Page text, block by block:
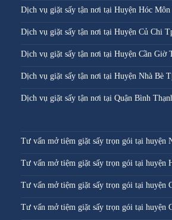
Dịch vụ giặt sấy tận nơi tại Huyện Hóc
Dịch vụ giặt sấy tận nơi tại Huyện Củ Chi
Dịch vụ giặt sấy tận nơi tại Huyện Cần Giờ
Dịch vụ giặt sấy tận nơi tại Huyện Nhà Bè
Dịch vụ giặt sấy tận nơi tại Quận Bình
Tư vấn mở tiệm giặt sấy trọn gói tại huyện
Tư vấn mở tiệm giặt sấy trọn gói tại huyện
Tư vấn mở tiệm giặt sấy trọn gói tại huyện
Tư vấn mở tiệm giặt sấy trọn gói tại huyện